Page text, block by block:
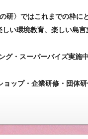
の研〉ではこれまでの枠
い環境教育、楽しい島
グ・スーパーバイズ実施
ョップ・企業研修・団体